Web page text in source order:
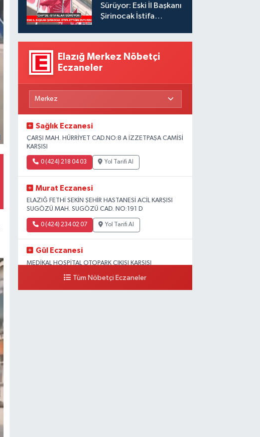
Sürüyor: Eski İl Başkanı
Şirinocak İstifa
Elazığ Merkez Nöbetçi
Eczaneler
Sağlık Eczanesi
ÇARŞI MAH. HÜRRİYET CAD.NO:8 A İZZETPAŞA CAMİSİ
KARŞISI
0 (424) 218 04 03 Yol Tarifi Al
Murat Eczanesi
ELAZIĞ FETHİ SEKİN ŞEHİR HASTANESİ ACİL KARŞISI
SUGÖZÜ MAH. SUGÖZÜ CAD. NO:191 D
0 (424) 234 02 07 Yol Tarifi Al
Gül Eczanesi
MEDİKAL HOSPİTAL OTOPARK ÇIKIŞI KARŞISI
PARK HASTANESİ ARKASI OTOPARK ÇIKIŞI KARŞISI)
Tüm Nöbetçi Eczaneler